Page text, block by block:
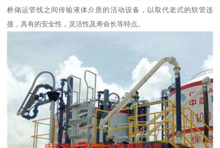
桥储运管线之间传输液体介质的活动设备，以取代老式的软管连
接，具有的安全性，灵活性及寿命长等特点。